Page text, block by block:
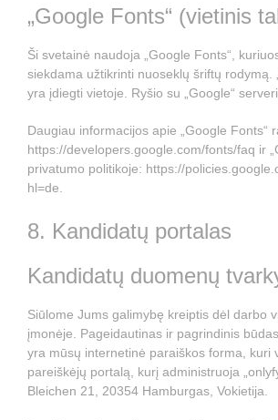
„Google Fonts“ (vietinis
Ši svetainė naudoja „Google Fonts“,
siekdama užtikrinti nuoseklų šriftų rodymą.
yra įdiegti vietoje. Ryšio su „Google“
Daugiau informacijos apie „Google Fonts“
https://developers.google.com/fonts/faq ir
privatumo politikoje: https://
hl=de
8. Kandidatų portalas
Kandidatų duomenų
Siūlome Jums galimybę kreiptis dėl darbo
įmonėje. Pageidautinas ir pagrindinis
yra mūsų internetinė paraiškos forma, kuri
pareiškėjų portalą, kurį administruoja
Bleichen 21, 20354 Hamburgas, Vokietija.